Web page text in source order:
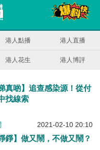
港人點播 港人直播
港人花生 港人博評
真啲】追查感染源！從付
找線索
2021-02-10 20:10
錚】做又鬧，不做又鬧？